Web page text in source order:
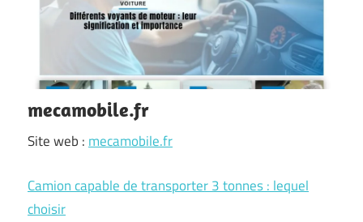
mecamobile.fr
Site web : mecamobile.fr
Camion capable de transporter 3 tonnes : lequel
choisir